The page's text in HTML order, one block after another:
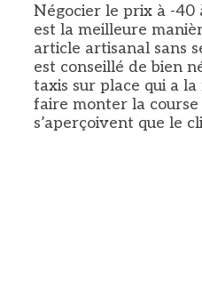
Négocier le prix à -40
est la meilleure
article artisanal sans
est conseillé de bien
taxis sur place qui a
faire monter la course
s’aperçoivent que le